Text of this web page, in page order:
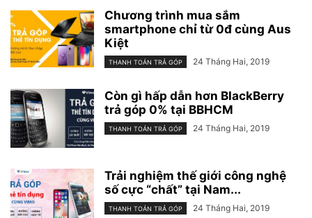
Chương trình mua sắm
smartphone chỉ từ 0đ cùng Aus
Kiệt
THANH TOÁN TRẢ GÓP 24 Tháng Hai, 2019
Còn gì hấp dẫn hơn BlackBerry
trả góp 0% tại BBHCM
THANH TOÁN TRẢ GÓP 24 Tháng Hai, 2019
Trải nghiệm thế giới công nghệ
số cực “chất” tại Nam...
THANH TOÁN TRẢ GÓP 24 Tháng Hai, 2019